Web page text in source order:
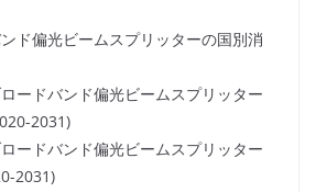
ド偏光ビームスプリッターの国別消
ードバンド偏光ビームスプリッター
2031)
ードバンド偏光ビームスプリッター
2031)